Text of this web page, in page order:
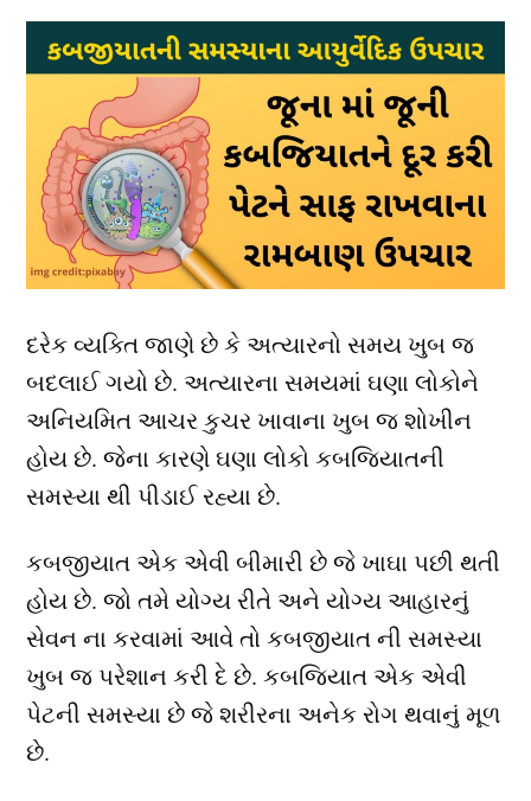
દરેક વ્યક્તિ જાણે છે કે અત્યારનો સમય ખુબ જ
બદલાઈ ગયો છે. અત્યારના સમયમાં ઘણા લોકોને
અનિયમિત આચર કુચર ખાવાના ખુબ જ શોખીન
હોય છે. જેના કારણે ઘણા લોકો કબજિયાતની
સમસ્યા થી પીડાઈ રહ્યા છે.
કબજીયાત એક એવી બીમારી છે જે ખાઘા પછી થતી
હોય છે. જો તમે યોગ્ય રીતે અને યોગ્ય આહારનું
સેવન ના કરવામાં આવે તો કબજીયાત ની સમસ્યા
ખુબ જ પરેશાન કરી દે છે. કબજિયાત એક એવી
પેટની સમસ્યા છે જે શરીરના અનેક રોગ થવાનું મૂળ
છે.